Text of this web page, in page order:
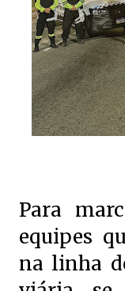
Para
equipes
na linha